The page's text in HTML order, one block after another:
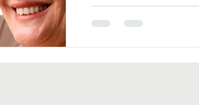
💆‍♀️ Estética facial e